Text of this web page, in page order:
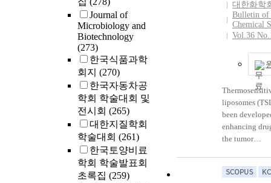
Journal of
Microbiology and
Biotechnology
(273)
한국식품과학
회지 (270)
한국자동차공
학회 학술대회 및
전시회 (265)
대한지질학회
학술대회 (261)
한국토양비료
학회 학술발표회
초록집 (259)
HA-IDF
touch-up, LG
Sciences,
(Q-Med,
Sweden).
eight
nasolabial
were enrolled
randomized,
single-blind,
clinical study.
subject was
대한화학
Bulletin of
Chemical
Vol.36
liposomes
been
enhancing
the tumor
such as